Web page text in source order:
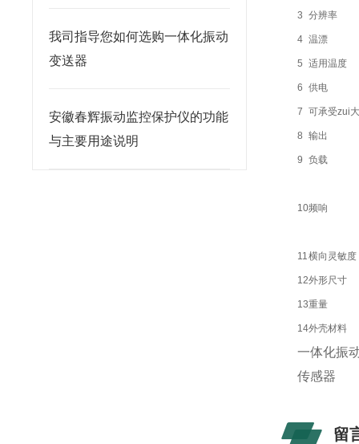
我司指导您如何选购一体化振动
变送器
安徽春辉振动监控保护仪的功能
与主要用途说明
3 分辨率
4 温漂
5 适用温度
6 供电
7 可承受zui
8 输出
9 负载
10频响
11横向灵敏度
12外形尺寸
13重量
14外壳材料
一体化振
传感器
留